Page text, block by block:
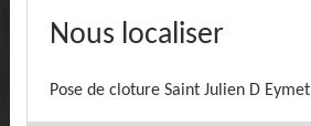
Nous localiser
Pose de cloture Saint Julien D Eymet